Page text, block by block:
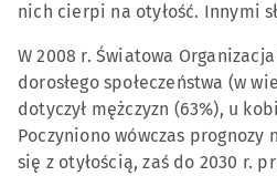
nich cierpi na otyłość. Innymi
W 2008 r. Światowa
dorosłego społeczeństwa (w
dotyczył mężczyzn (63%), u
Poczyniono wówczas prognozy
się z otyłością, zaś do 2030 r.